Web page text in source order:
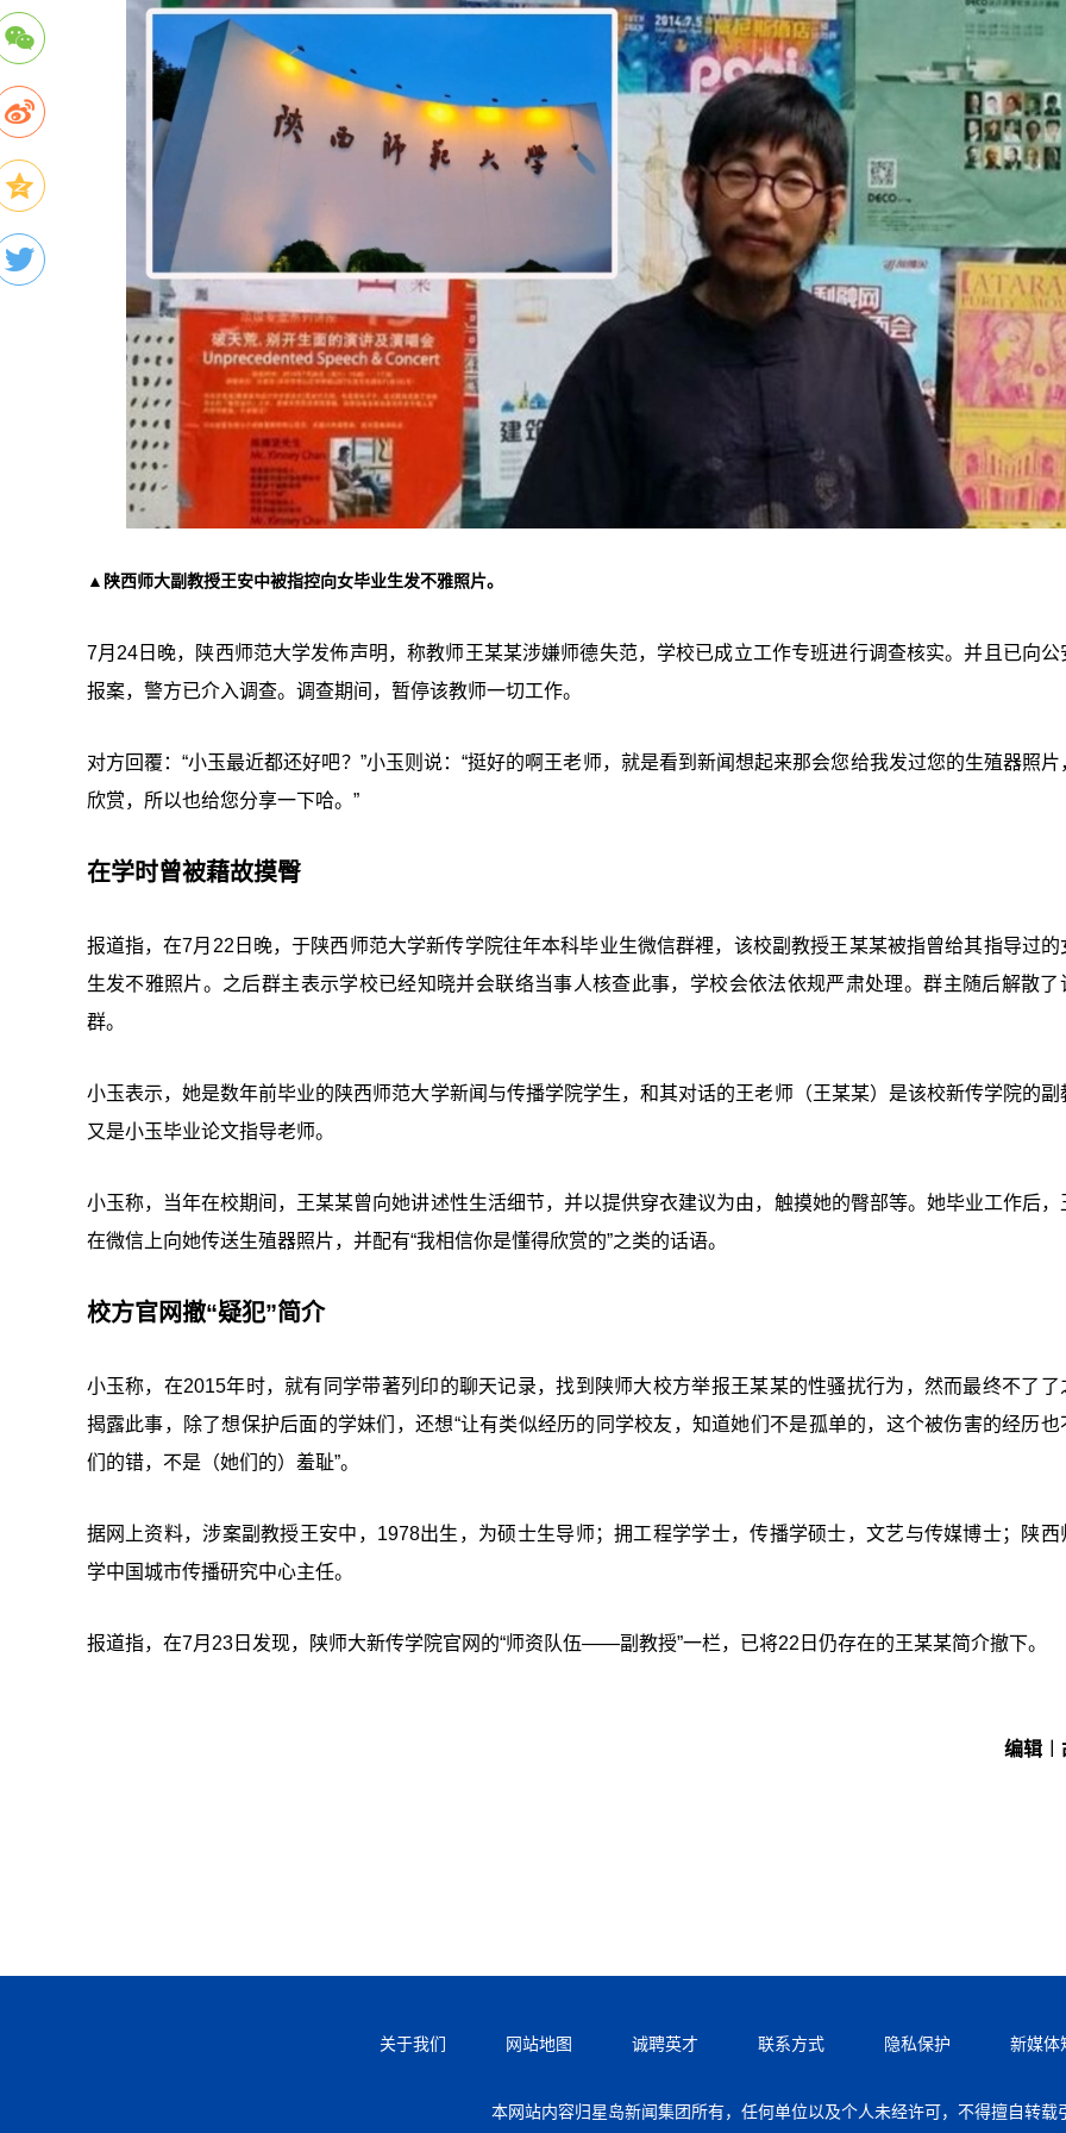
▲陕西师大副教授王安中被指控向女毕业生发不雅照片。
7月24日晚，陕西师范大学发佈声明，称教师王某某涉嫌师德失范，学校已成立工作专班进行调查核实。并且已向公
报案，警方已介入调查。调查期间，暂停该教师一切工作。
对方回覆：“小玉最近都还好吧？”小玉则说：“挺好的啊王老师，就是看到新闻想起来那会您给我发过您的生殖器照片
欣赏，所以也给您分享一下哈。”
在学时曾被藉故摸臀
报道指，在7月22日晚，于陕西师范大学新传学院往年本科毕业生微信群裡，该校副教授王某某被指曾给其指导过的
生发不雅照片。之后群主表示学校已经知晓并会联络当事人核查此事，学校会依法依规严肃处理。群主随后解散了
群。
小玉表示，她是数年前毕业的陕西师范大学新闻与传播学院学生，和其对话的王老师（王某某）是该校新传学院的副
又是小玉毕业论文指导老师。
小玉称，当年在校期间，王某某曾向她讲述性生活细节，并以提供穿衣建议为由，触摸她的臀部等。她毕业工作后，
在微信上向她传送生殖器照片，并配有“我相信你是懂得欣赏的”之类的话语。
校方官网撤“疑犯”简介
小玉称，在2015年时，就有同学带著列印的聊天记录，找到陕师大校方举报王某某的性骚扰行为，然而最终不了了
揭露此事，除了想保护后面的学妹们，还想“让有类似经历的同学校友，知道她们不是孤单的，这个被伤害的经历也
们的错，不是（她们的）羞耻”。
据网上资料，涉案副教授王安中，1978出生，为硕士生导师；拥工程学学士，传播学硕士，文艺与传媒博士；陕西
学中国城市传播研究中心主任。
报道指，在7月23日发现，陕师大新传学院官网的“师资队伍——副教授”一栏，已将22日仍存在的王某某简介撤下。
编辑︱
关于我们 网站地图 诚聘英才 联系方式 隐私保护 新媒体
本网站内容归星岛新闻集团所有，任何单位以及个人未经许可，不得擅自转载